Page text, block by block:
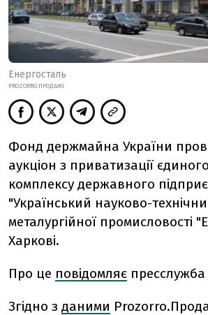
Енергосталь
PROZORRO.ПРОДАЖІ
Фонд держмайна України
аукціон з приватизації
комплексу державного
"Український науково-
металургійної промисловості
Харкові.
Про це повідомляє
Згідно з даними